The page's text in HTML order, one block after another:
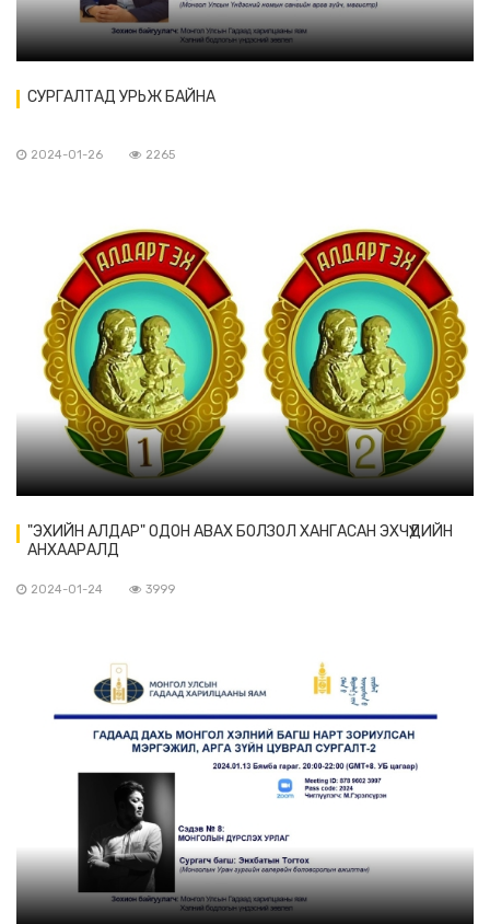
СУРГАЛТАД УРЬЖ БАЙНА
2024-01-26 2265
"ЭХИЙН АЛДАР" ОДОН АВАХ БОЛЗОЛ ХАНГАСАН ЭХЧҮҮДИЙН
АНХААРАЛД
2024-01-24 3999